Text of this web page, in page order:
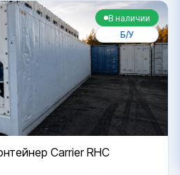
В наличии
Б/У
Carrier RHC